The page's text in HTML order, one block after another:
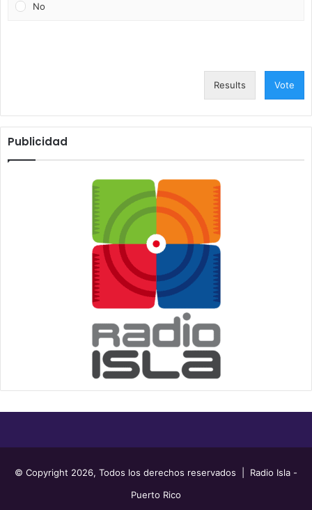
No
Results Vote
Publicidad
© Copyright 2026, Todos los derechos reservados | Radio Isla -
Puerto Rico